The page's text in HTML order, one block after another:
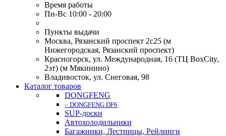
Время работы
Пн-Вс 10:00 - 20:00
Пункты выдачи
Москва, Рязанский проспект 2с25 (м
Нижегородская, Рязанский проспект)
Красногорск, ул. Международная, 16 (ТЦ BoxСity,
2эт) (м Мякинино)
Владивосток, ул. Снеговая, 98
Каталог товаров
DONGFENG
– DONGFENG DF6
SUP-доски
Автохолодильники
Багажники, Лестницы, Рейлинги